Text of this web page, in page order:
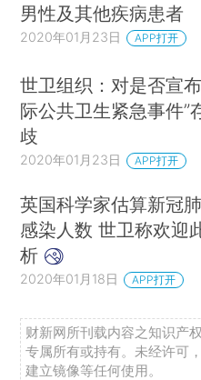
男性及其他疾病患者
2020年01月23日 APP打开
世卫组织：对是否宣
际公共卫生紧急事件”
歧
2020年01月23日 APP打开
英国科学家估算新冠
感染人数 世卫称欢迎
析
2020年01月18日 APP打开
财新网所刊载内容之知识产
专属所有或持有。未经许可
建立镜像等任何使用。